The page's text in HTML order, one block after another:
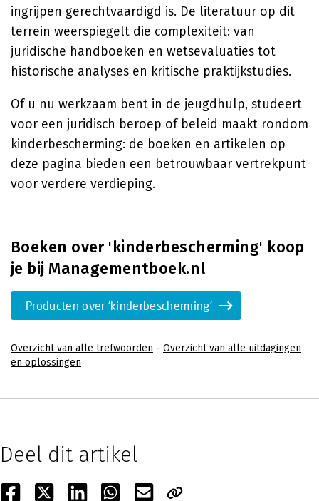
ingrijpen gerechtvaardigd is. De literatuur op dit
terrein weerspiegelt die complexiteit: van
juridische handboeken en wetsevaluaties tot
historische analyses en kritische praktijkstudies.
Of u nu werkzaam bent in de jeugdhulp, studeert
voor een juridisch beroep of beleid maakt rondom
kinderbescherming: de boeken en artikelen op
deze pagina bieden een betrouwbaar vertrekpunt
voor verdere verdieping.
Boeken over 'kinderbescherming' koop
je bij Managementboek.nl
Producten over 'kinderbescherming'
Overzicht van alle trefwoorden - Overzicht van alle uitdagingen
en oplossingen
Deel dit artikel